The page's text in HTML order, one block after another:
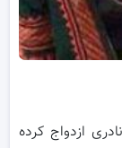
ازدواج کرده